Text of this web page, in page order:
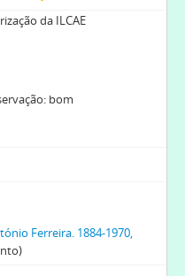
da ILCAE
bom
Ferreira. 1884-1970,